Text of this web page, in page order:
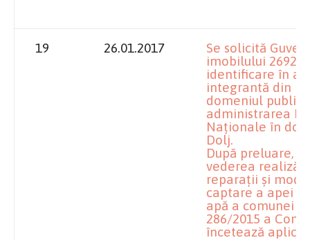
19 26.01.2017
Se solicită
imobilului 2692,
identificare în
integrantă din
domeniul public
administrarea
Naţionale în
Dolj.
După preluare,
vederea
reparaţii şi
captare a apei
apă a comunei
286/2015 a
încetează